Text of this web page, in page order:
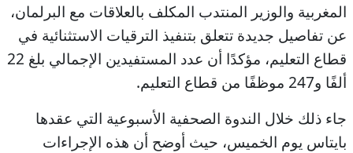
المغربية والوزير المنتدب المكلف بالعلاقات مع البرلمان،
عن تفاصيل جديدة تتعلق بتنفيذ الترقيات الاستثنائية في
قطاع التعليم، مؤكدًا أن عدد المستفيدين الإجمالي بلغ 22
ألفًا و247 موظفًا من قطاع التعليم.
جاء ذلك خلال الندوة الصحفية الأسبوعية التي عقدها
بايتاس يوم الخميس، حيث أوضح أن هذه الإجراءات